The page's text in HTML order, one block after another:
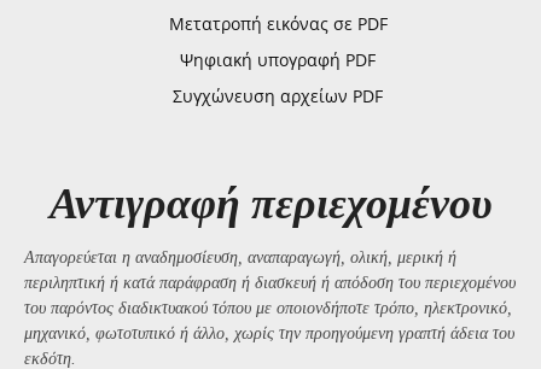
Μετατροπή εικόνας σε PDF
Ψηφιακή υπογραφή PDF
Συγχώνευση αρχείων PDF
Αντιγραφή περιεχομένου
Απαγορεύεται η αναδημοσίευση, αναπαραγωγή, ολική, μερική ή
περιληπτική ή κατά παράφραση ή διασκευή ή απόδοση του περιεχομένου
του παρόντος διαδικτυακού τόπου με οποιονδήποτε τρόπο, ηλεκτρονικό,
μηχανικό, φωτοτυπικό ή άλλο, χωρίς την προηγούμενη γραπτή άδεια του
εκδότη.